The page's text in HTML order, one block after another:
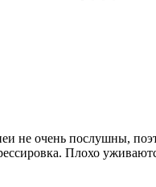
не очень послушны,
Плохо